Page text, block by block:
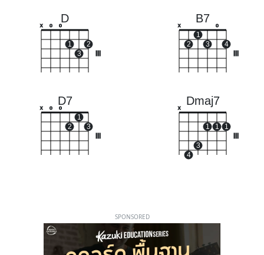
D
x o o
1
3
2
B7
x
2
1
3
o
4
D7
x o o
2
1
3
Dmaj7
x
4
3
1 1 1
SPONSORED